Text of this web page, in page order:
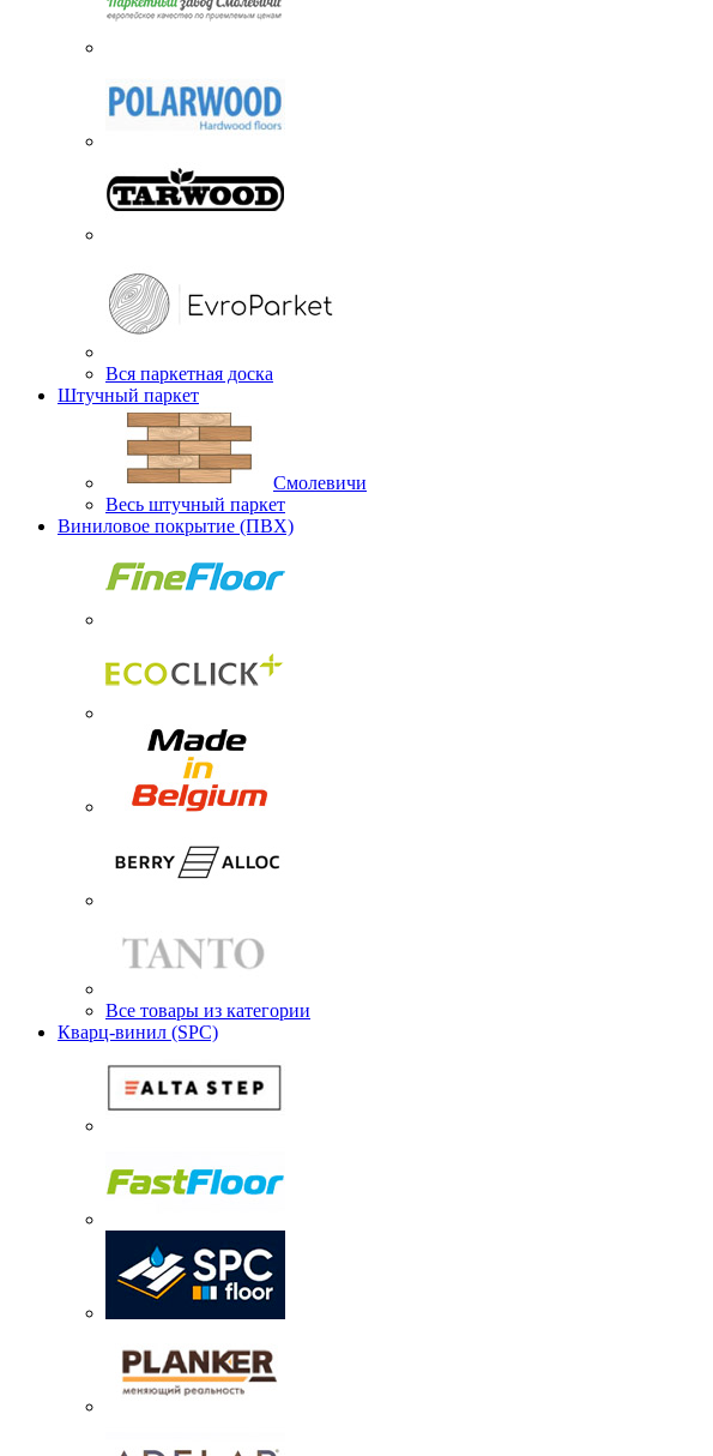
Вся паркетная доска
Штучный паркет
Смолевичи
Весь штучный паркет
Виниловое покрытие (ПВХ)
Все товары из категории
Кварц-винил (SPC)